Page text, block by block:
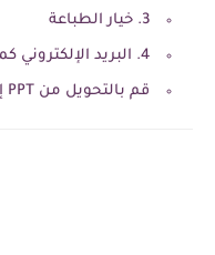
3. خيار الطباعة
4. البريد الإلكتروني كمرفق
قم بالتحويل من PPT إلى PDF مثل المحترفين